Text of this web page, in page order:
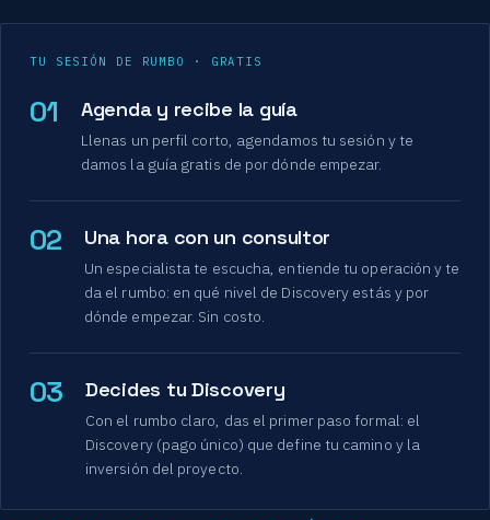
TU SESIÓN DE RUMBO · GRATIS
01 Agenda y recibe la guía
Llenas un perfil corto, agendamos tu sesión y te
damos la guía gratis de por dónde empezar.
02 Una hora con un consultor
Un especialista te escucha, entiende tu operación y te
da el rumbo: en qué nivel de Discovery estás y por
dónde empezar. Sin costo.
03 Decides tu Discovery
Con el rumbo claro, das el primer paso formal: el
Discovery (pago único) que define tu camino y la
inversión del proyecto.